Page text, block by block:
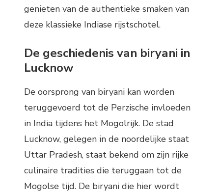
genieten van de authentieke smaken van
deze klassieke Indiase rijstschotel.
De geschiedenis van biryani in
Lucknow
De oorsprong van biryani kan worden
teruggevoerd tot de Perzische invloeden
in India tijdens het Mogolrijk. De stad
Lucknow, gelegen in de noordelijke staat
Uttar Pradesh, staat bekend om zijn rijke
culinaire tradities die teruggaan tot de
Mogolse tijd. De biryani die hier wordt